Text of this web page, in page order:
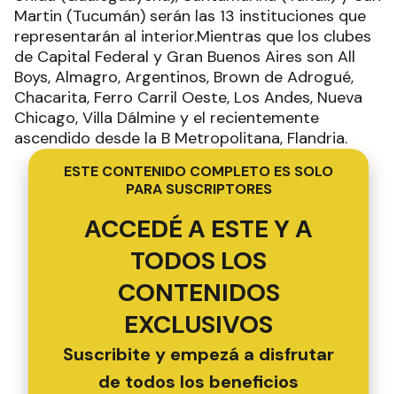
Martin (Tucumán) serán las 13 instituciones que
representarán al interior.Mientras que los clubes
de Capital Federal y Gran Buenos Aires son All
Boys, Almagro, Argentinos, Brown de Adrogué,
Chacarita, Ferro Carril Oeste, Los Andes, Nueva
Chicago, Villa Dálmine y el recientemente
ascendido desde la B Metropolitana, Flandria.
ESTE CONTENIDO COMPLETO ES SOLO
PARA SUSCRIPTORES
ACCEDÉ A ESTE Y A
TODOS LOS
CONTENIDOS
EXCLUSIVOS
Suscribite y empezá a disfrutar
de todos los beneficios